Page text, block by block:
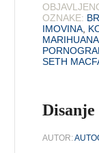
OZNAKE:
IMOVINA
MARIHUANA
SETH
Disanje
AUTOR: